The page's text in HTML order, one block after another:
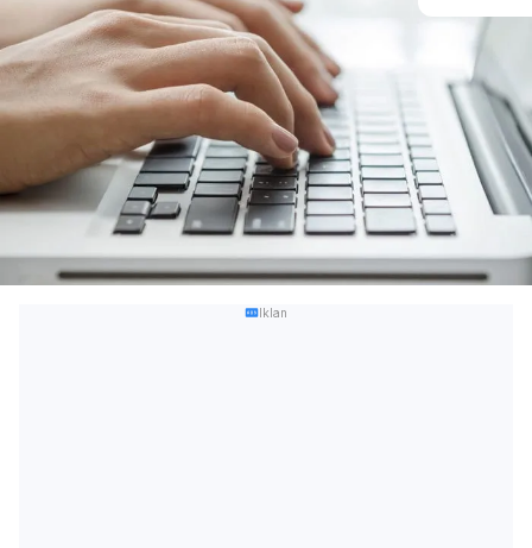
Iklan